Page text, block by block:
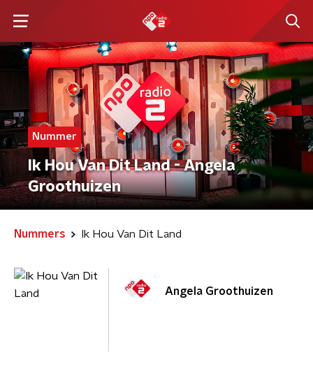
Nummer
Ik Hou Van Dit Land - Angela
Groothuizen
Nummers Ik Hou Van Dit Land
Angela Groothuizen